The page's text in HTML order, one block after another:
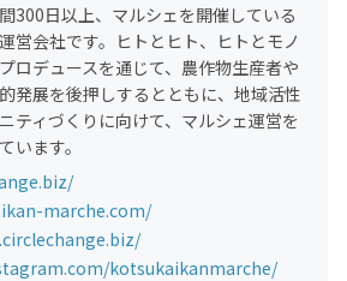
300日以上、マルシェを開催している
営会社です。ヒトとヒト、ヒトとモノ
ロデュースを通じて、農作物生産者や
発展を後押しするとともに、地域活性
ティづくりに向けて、マルシェ運営を
います。
marche.com/
kotsukaikanmarche/